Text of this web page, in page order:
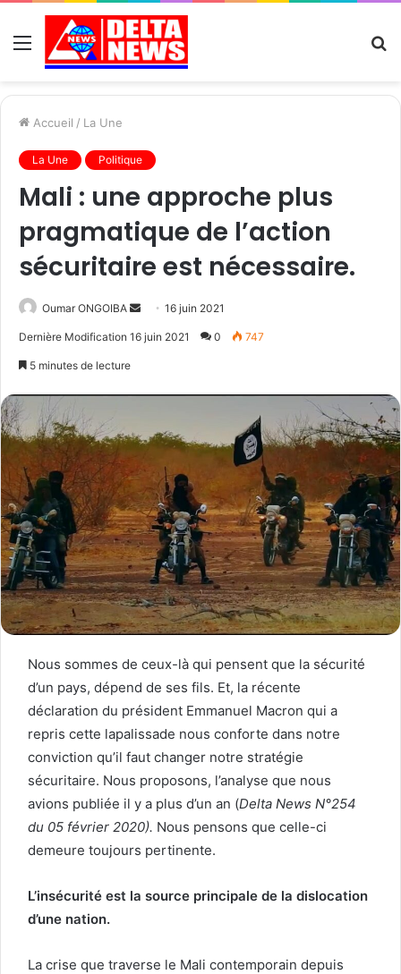
Menu
Accueil / La Une
La Une Politique
Mali : une approche plus
pragmatique de l’action
sécuritaire est nécessaire.
Oumar ONGOIBA
Send16 juin 2021
Dernière Modification 16 juin 2021 0 747
5 minutes de lecture
Nous sommes de ceux-là qui pensent que la sécurité
d’un pays, dépend de ses fils. Et, la récente
déclaration du président Emmanuel Macron qui a
repris cette lapalissade nous conforte dans notre
conviction qu’il faut changer notre stratégie
sécuritaire. Nous proposons, l’analyse que nous
avions publiée il y a plus d’un an (Delta News N°254
du 05 février 2020). Nous pensons que celle-ci
demeure toujours pertinente.
L’insécurité est la source principale de la dislocation
d’une nation.
La crise que traverse le Mali contemporain depuis